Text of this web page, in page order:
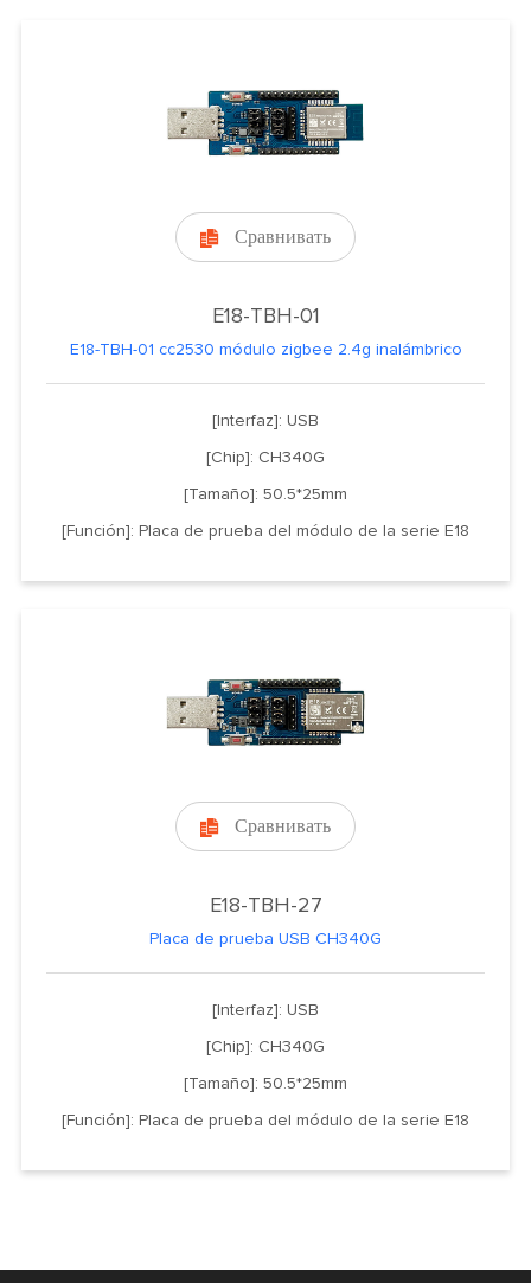
 Сравнивать
E18-TBH-01
E18-TBH-01 cc2530 módulo zigbee 2.4g inalámbrico
[Interfaz]: USB
[Chip]: CH340G
[Tamaño]: 50.5*25mm
[Función]: Placa de prueba del módulo de la serie E18
 Сравнивать
E18-TBH-27
Placa de prueba USB CH340G
[Interfaz]: USB
[Chip]: CH340G
[Tamaño]: 50.5*25mm
[Función]: Placa de prueba del módulo de la serie E18